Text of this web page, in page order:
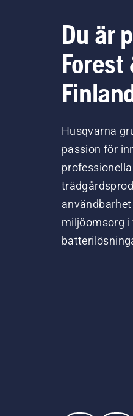
Du är
Forest
Husqvarna
passion för
miljöomsorg i